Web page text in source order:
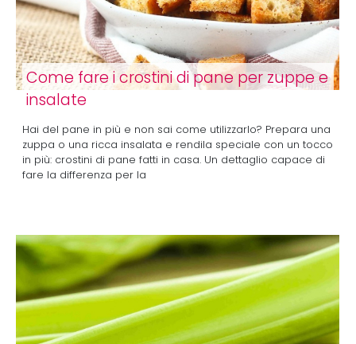
Come fare i crostini di pane per zuppe e
insalate
Hai del pane in più e non sai come utilizzarlo? Prepara una
zuppa o una ricca insalata e rendila speciale con un tocco
in più: crostini di pane fatti in casa. Un dettaglio capace di
fare la differenza per la